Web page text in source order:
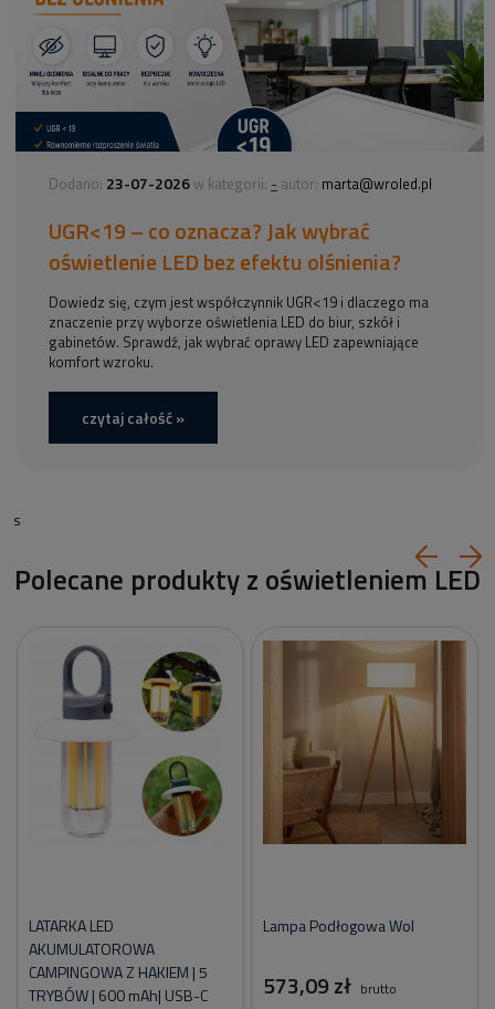
Dodano: 23-07-2026 w kategorii: - autor: marta@wroled.pl
UGR<19 – co oznacza? Jak wybrać
oświetlenie LED bez efektu olśnienia?
Dowiedz się, czym jest współczynnik UGR<19 i dlaczego ma
znaczenie przy wyborze oświetlenia LED do biur, szkół i
gabinetów. Sprawdź, jak wybrać oprawy LED zapewniające
komfort wzroku.
czytaj całość »
s
Polecane produkty z oświetleniem LED
LATARKA LED
AKUMULATOROWA
CAMPINGOWA Z HAKIEM | 5
TRYBÓW | 600 mAh| USB-C
Lampa Podłogowa Wol
573,09 zł brutto